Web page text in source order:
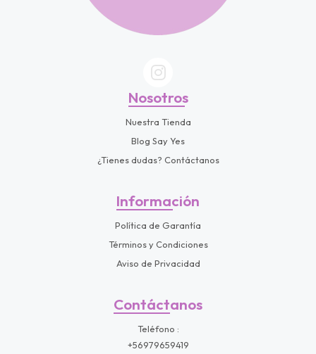
Nosotros
Nuestra Tienda
Blog Say Yes
¿Tienes dudas? Contáctanos
Información
Política de Garantía
Términos y Condiciones
Aviso de Privacidad
Contáctanos
Teléfono
+56979659419